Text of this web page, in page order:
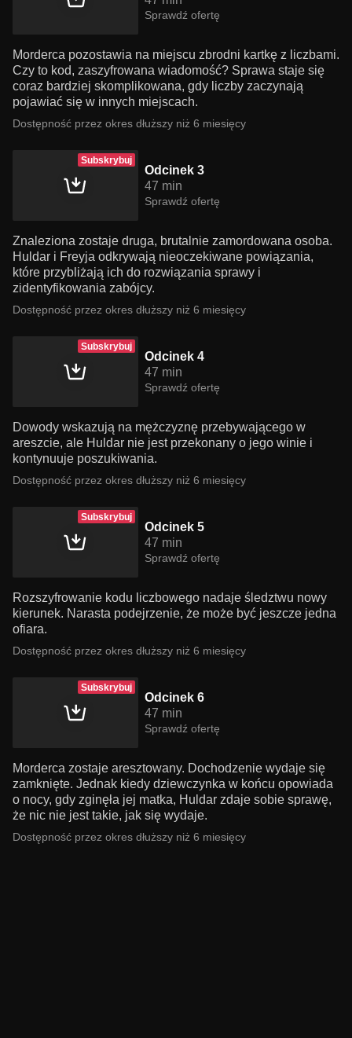
Sprawdź ofertę
Morderca pozostawia na miejscu zbrodni kartkę z liczbami.
Czy to kod, zaszyfrowana wiadomość? Sprawa staje się
coraz bardziej skomplikowana, gdy liczby zaczynają
pojawiać się w innych miejscach.
Dostępność przez okres dłuższy niż 6 miesięcy
Subskrybuj
Odcinek 3
47 min
Sprawdź ofertę
Znaleziona zostaje druga, brutalnie zamordowana osoba.
Huldar i Freyja odkrywają nieoczekiwane powiązania,
które przybliżają ich do rozwiązania sprawy i
zidentyfikowania zabójcy.
Dostępność przez okres dłuższy niż 6 miesięcy
Subskrybuj
Odcinek 4
47 min
Sprawdź ofertę
Dowody wskazują na mężczyznę przebywającego w
areszcie, ale Huldar nie jest przekonany o jego winie i
kontynuuje poszukiwania.
Dostępność przez okres dłuższy niż 6 miesięcy
Subskrybuj
Odcinek 5
47 min
Sprawdź ofertę
Rozszyfrowanie kodu liczbowego nadaje śledztwu nowy
kierunek. Narasta podejrzenie, że może być jeszcze jedna
ofiara.
Dostępność przez okres dłuższy niż 6 miesięcy
Subskrybuj
Odcinek 6
47 min
Sprawdź ofertę
Morderca zostaje aresztowany. Dochodzenie wydaje się
zamknięte. Jednak kiedy dziewczynka w końcu opowiada
o nocy, gdy zginęła jej matka, Huldar zdaje sobie sprawę,
że nic nie jest takie, jak się wydaje.
Dostępność przez okres dłuższy niż 6 miesięcy